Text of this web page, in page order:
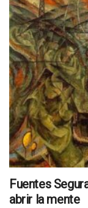
Fuentes
abrir la mente